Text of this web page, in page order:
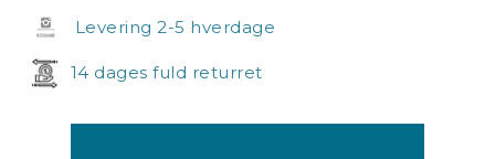
Levering 2-5 hverdage
14 dages fuld returret